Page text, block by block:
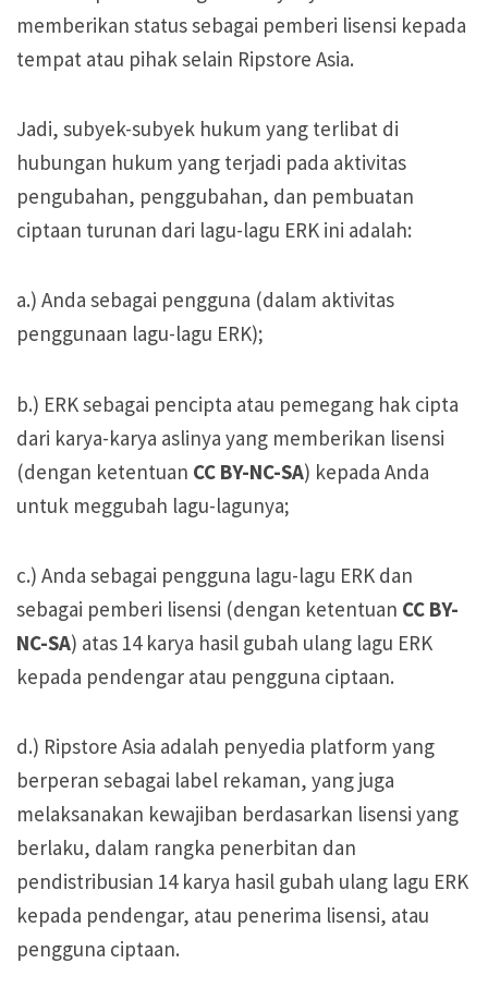
memberikan status sebagai pemberi lisensi kepada
tempat atau pihak selain Ripstore Asia.
Jadi, subyek-subyek hukum yang terlibat di
hubungan hukum yang terjadi pada aktivitas
pengubahan, penggubahan, dan pembuatan
ciptaan turunan dari lagu-lagu ERK ini adalah:
a.) Anda sebagai pengguna (dalam aktivitas
penggunaan lagu-lagu ERK);
b.) ERK sebagai pencipta atau pemegang hak cipta
dari karya-karya aslinya yang memberikan lisensi
(dengan ketentuan CC BY-NC-SA) kepada Anda
untuk meggubah lagu-lagunya;
c.) Anda sebagai pengguna lagu-lagu ERK dan
sebagai pemberi lisensi (dengan ketentuan CC BY-
NC-SA) atas 14 karya hasil gubah ulang lagu ERK
kepada pendengar atau pengguna ciptaan.
d.) Ripstore Asia adalah penyedia platform yang
berperan sebagai label rekaman, yang juga
melaksanakan kewajiban berdasarkan lisensi yang
berlaku, dalam rangka penerbitan dan
pendistribusian 14 karya hasil gubah ulang lagu ERK
kepada pendengar, atau penerima lisensi, atau
pengguna ciptaan.